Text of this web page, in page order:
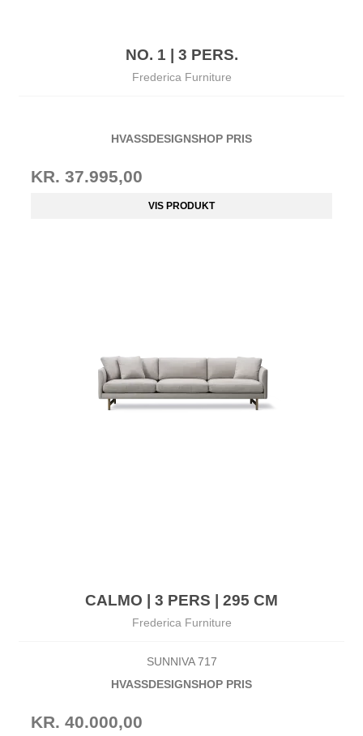
NO. 1 | 3 PERS.
Frederica Furniture
HVASSDESIGNSHOP PRIS
KR. 37.995,00
VIS PRODUKT
CALMO | 3 PERS | 295 CM
Frederica Furniture
SUNNIVA 717
HVASSDESIGNSHOP PRIS
KR. 40.000,00